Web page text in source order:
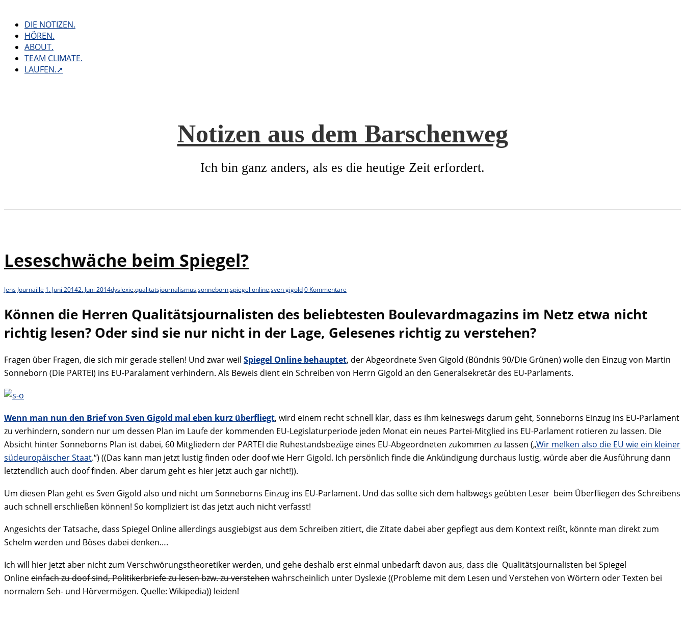
contentDIE NOTIZEN.
HÖREN.
ABOUT.
TEAM CLIMATE.
LAUFEN.➚
Notizen aus dem Barschenweg
Ich bin ganz anders, als es die heutige Zeit erfordert.
Leseschwäche beim Spiegel?
JensJournaille 1. Juni 20142. Juni 2014dyslexie,qualitätsjournalismus,sonneborn,spiegel online,sven gigold0 Kommentare
Können die Herren Qualitätsjournalisten des beliebtesten Boulevardmagazins im Netz etwa nicht
richtig lesen? Oder sind sie nur nicht in der Lage, Gelesenes richtig zu verstehen?
Fragen über Fragen, die sich mir gerade stellen! Und zwar weil Spiegel Online behauptet, der Abgeordnete Sven Gigold (Bündnis 90/Die Grünen) wolle den Einzug von Martin
Sonneborn (Die PARTEI) ins EU-Paralament verhindern. Als Beweis dient ein Schreiben von Herrn Gigold an den Generalsekretär des EU-Parlaments.
Wenn man nun den Brief von Sven Gigold mal eben kurz überfliegt, wird einem recht schnell klar, dass es ihm keineswegs darum geht, Sonneborns Einzug ins EU-Parlament
zu verhindern, sondern nur um dessen Plan im Laufe der kommenden EU-Legislaturperiode jeden Monat ein neues Partei-Mitglied ins EU-Parlament rotieren zu lassen. Die
Absicht hinter Sonneborns Plan ist dabei, 60 Mitgliedern der PARTEI die Ruhestandsbezüge eines EU-Abgeordneten zukommen zu lassen („Wir melken also die EU wie ein kleiner
südeuropäischer Staat.“) ((Das kann man jetzt lustig finden oder doof wie Herr Gigold. Ich persönlich finde die Ankündigung durchaus lustig, würde aber die Ausführung dann
letztendlich auch doof finden. Aber darum geht es hier jetzt auch gar nicht!)).
Um diesen Plan geht es Sven Gigold also und nicht um Sonneborns Einzug ins EU-Parlament. Und das sollte sich dem halbwegs geübten Leser beim Überfliegen des Schreibens
auch schnell erschließen können! So kompliziert ist das jetzt auch nicht verfasst!
Angesichts der Tatsache, dass Spiegel Online allerdings ausgiebigst aus dem Schreiben zitiert, die Zitate dabei aber gepflegt aus dem Kontext reißt, könnte man direkt zum
Schelm werden und Böses dabei denken….
Ich will hier jetzt aber nicht zum Verschwörungstheoretiker werden, und gehe deshalb erst einmal unbedarft davon aus, dass die Qualitätsjournalisten bei Spiegel
Onlineeinfach zu doof sind, Politikerbriefe zu lesen bzw. zu verstehenwahrscheinlich unter Dyslexie ((Probleme mit dem Lesen und Verstehen von Wörtern oder Texten bei
normalem Seh- und Hörvermögen. Quelle: Wikipedia)) leiden!